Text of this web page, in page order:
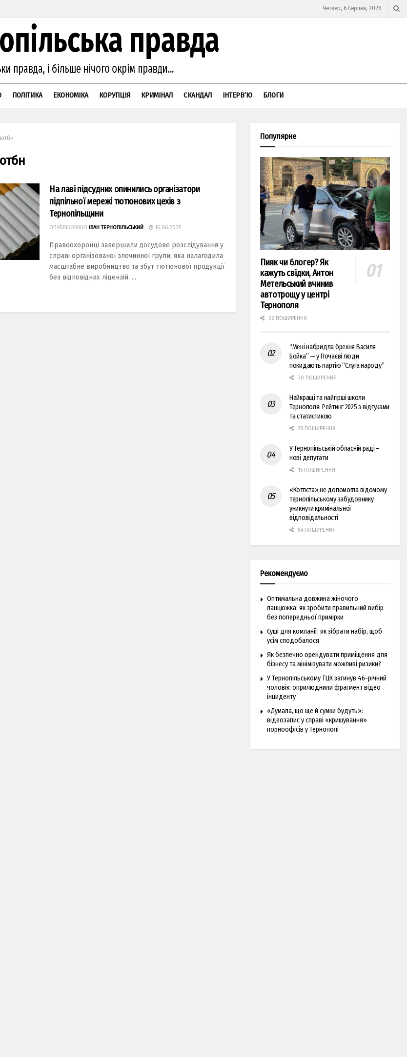
Четвер, 6 Серпня, 2026
ПОЛІТИКА ЕКОНОМІКА КОРУПЦІЯ КРИМІНАЛ СКАНДАЛ ІНТЕРВ’Ю БЛОГИ
На лаві підсудних опинились організатори
підпільної мережі тютюнових цехів з
Тернопільщини
ОПУБЛІКОВАНО ІВАН ТЕРНОПІЛЬСЬКИЙ 16.06.2025
Правоохоронці завершили досудове розслідування у
справі організованої злочинної групи, яка налагодила
масштабне виробництво та збут тютюнової продукції
без відповідних ліцензій. ...
Популярне
Пияк чи блогер? Як
кажуть свідки, Антон
Метельський вчинив
автотрощу у центрі
Тернополя
22 ПОШИРЕННЯ
“Мені набридла брехня Василя
Бойка” — у Почаєві люди
покидають партію “Слуга народу”
30 ПОШИРЕННЯ
Найкращі та найгірші школи
Тернополя: Рейтинг 2025 з відгуками
та статистикою
78 ПОШИРЕННЯ
У Тернопільській обласній раді –
нові депутати
15 ПОШИРЕННЯ
«Котлєта» не допомогла відомому
тернопільському забудовнику
уникнути кримінальної
відповідальності
54 ПОШИРЕННЯ
Рекомендуємо
Оптимальна довжина жіночого
ланцюжка: як зробити правильний вибір
без попередньої примірки
Суші для компанії: як зібрати набір, щоб
усім сподобалося
Як безпечно орендувати приміщення для
бізнесу та мінімізувати можливі ризики?
У Тернопільському ТЦК загинув 46-річний
чоловік: оприлюднили фрагмент відео
інциденту
«Думала, що ще й сумки будуть»:
відеозапис у справі «кришування»
порноофісів у Тернополі